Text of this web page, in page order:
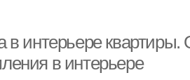
в интерьере
в интерьере